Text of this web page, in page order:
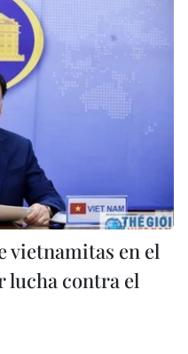
vietnamitas en el
lucha contra el